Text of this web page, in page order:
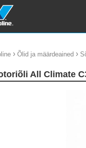
› Õlid ja määrdeained ›
All Climate